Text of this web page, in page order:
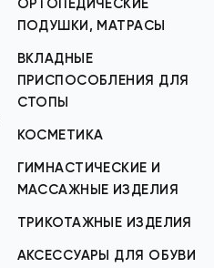
ОРТОПЕДИЧЕСКИЕ
ПОДУШКИ, МАТРАСЫ
ВКЛАДНЫЕ
ПРИСПОСОБЛЕНИЯ ДЛЯ
СТОПЫ
КОСМЕТИКА
ГИМНАСТИЧЕСКИЕ И
МАССАЖНЫЕ ИЗДЕЛИЯ
ТРИКОТАЖНЫЕ ИЗДЕЛИЯ
АКСЕССУАРЫ ДЛЯ ОБУВИ